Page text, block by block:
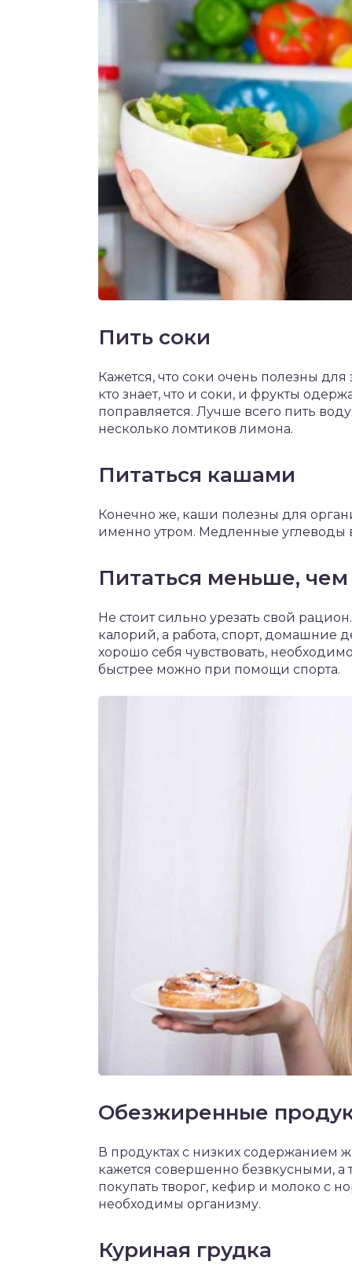
Пить соки
Кажется, что соки очень полезны
кто знает, что и соки, и фрукты
поправляется. Лучше всего пить
несколько ломтиков лимона.
Питаться кашами
Конечно же, каши полезны для
именно утром. Медленные углеводы
Питаться меньше, чем
Не стоит сильно урезать свой
калорий, а работа, спорт, домашние
хорошо себя чувствовать,
быстрее можно при помощи спорта.
Обезжиренные
В продуктах с низких содержанием
кажется совершенно безвкусными, а
покупать творог, кефир и молоко с
необходимы организму.
Куриная грудка